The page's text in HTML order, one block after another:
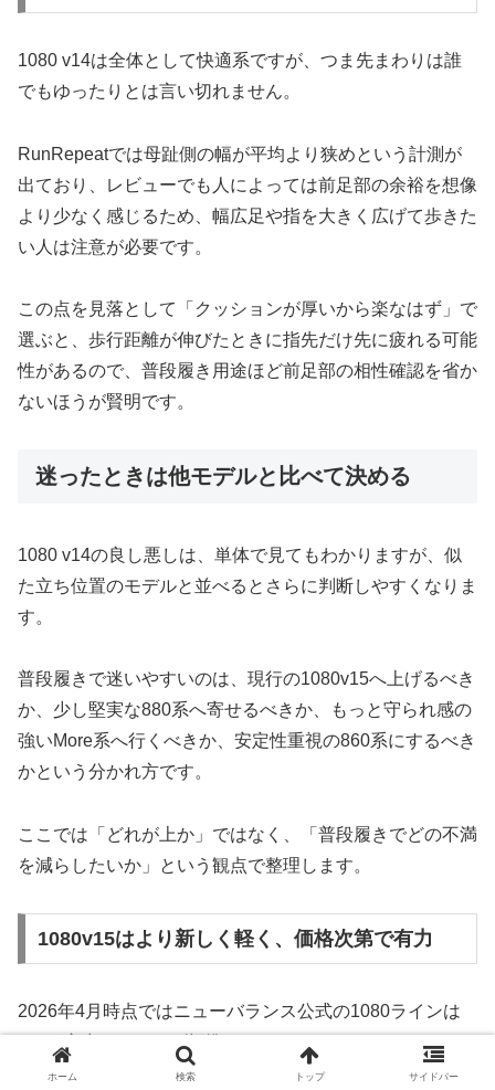
1080 v14は全体として快適系ですが、つま先まわりは誰
でもゆったりとは言い切れません。
RunRepeatでは母趾側の幅が平均より狭めという計測が
出ており、レビューでも人によっては前足部の余裕を想像
より少なく感じるため、幅広足や指を大きく広げて歩きた
い人は注意が必要です。
この点を見落として「クッションが厚いから楽なはず」で
選ぶと、歩行距離が伸びたときに指先だけ先に疲れる可能
性があるので、普段履き用途ほど前足部の相性確認を省か
ないほうが賢明です。
迷ったときは他モデルと比べて決める
1080 v14の良し悪しは、単体で見てもわかりますが、似
た立ち位置のモデルと並べるとさらに判断しやすくなりま
す。
普段履きで迷いやすいのは、現行の1080v15へ上げるべき
か、少し堅実な880系へ寄せるべきか、もっと守られ感の
強いMore系へ行くべきか、安定性重視の860系にするべき
かという分かれ方です。
ここでは「どれが上か」ではなく、「普段履きでどの不満
を減らしたいか」という観点で整理します。
1080v15はより新しく軽く、価格次第で有力
2026年4月時点ではニューバランス公式の1080ラインは
v15が主力で、メンズ標準モデルは261g、6mmドロッ
プ、Infinionミッドソール採用、2026年1月15日販売開始
ホーム 検索 トップ サイドバー